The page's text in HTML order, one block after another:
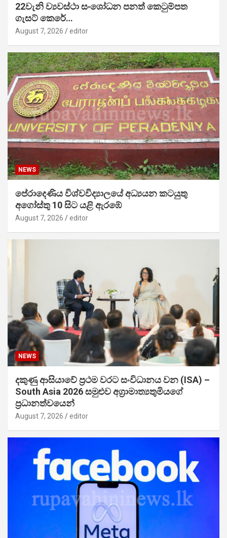
22වැනි ව්‍යවස්ථා සංශෝධන පනත් කෙටුම්පත
ගැසට් කෙරේ…
August 7, 2026 editor
NEWS
පේරාදෙණිය විශ්වවිද්‍යාලයේ අධ්‍යයන කටයුතු
අගෝස්තු 10 සිට යළි ඇරඹේ
August 7, 2026 editor
NEWS
දකුණු ආසියාවේ ප්‍රථම වරට සංවිධානය වන (ISA) –
South Asia 2026 සමුළුව අග්‍රාමාත්‍යතුමියගේ
ප්‍රධානත්වයෙන්
August 7, 2026 editor